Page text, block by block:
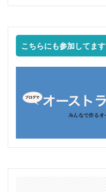
こちらにも参加してます